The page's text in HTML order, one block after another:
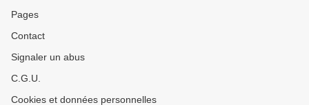
Pages
Contact
Signaler un abus
C.G.U.
Cookies et données personnelles